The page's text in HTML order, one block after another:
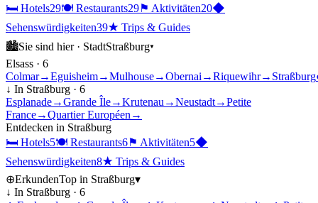
🛏 Hotels29🍽 Restaurants29⚑ Aktivitäten20◆
Sehenswürdigkeiten39★ Trips & Guides
🏙Sie sind hier · StadtStraßburg▾
Elsass · 6
Colmar→Eguisheim→Mulhouse→Obernai →Riquewihr→ Straßburg
↓ In Straßburg · 6
Esplanade→Grande Île→Krutenau →Neustadt→Petite
France→Quartier Européen →
Entdecken in Straßburg
🛏 Hotels5🍽 Restaurants6⚑ Aktivitäten5◆
Sehenswürdigkeiten8★ Trips & Guides
⊕ErkundenTop in Straßburg▾
↓ In Straßburg · 6